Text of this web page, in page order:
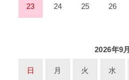
23 24 25 26
2026年9月
日 月 火 水